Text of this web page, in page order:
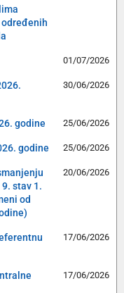
određenih
01/07/2026
30/06/2026
godine 25/06/2026
godine 25/06/2026
stav 1.
od
20/06/2026
17/06/2026
17/06/2026